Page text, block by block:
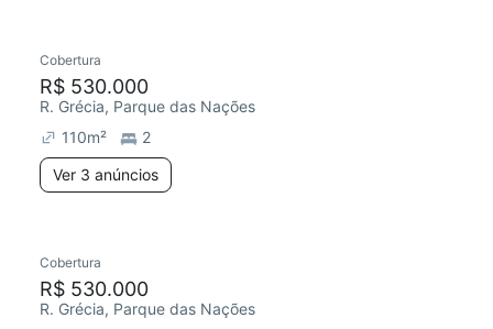
Redecorar
Cobertura
R$ 530.000
R. Grécia, Parque das Nações
110m²
2
Ver 3 anúncios
Redecorar
Cobertura
R$ 530.000
R. Grécia, Parque das Nações